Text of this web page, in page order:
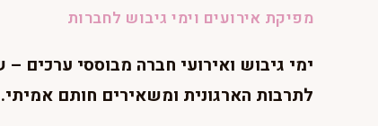
מפיקת אירועים וימי גיבוש לחברות
ימי גיבוש ואירועי חברה מבוססי ערכים
לתרבות הארגונית ומשאירים חותם אמיתי.